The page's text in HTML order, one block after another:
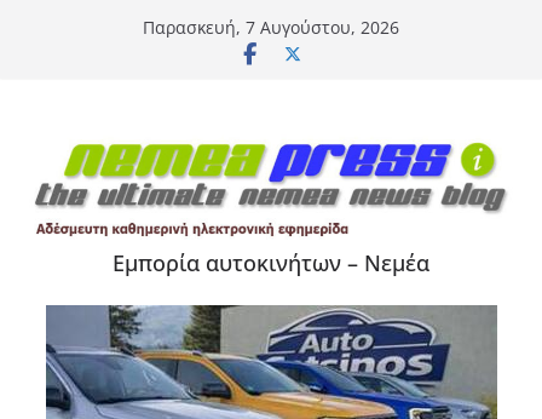
Παρασκευή, 7 Αυγούστου, 2026
Εμπορία αυτοκινήτων – Νεμέα